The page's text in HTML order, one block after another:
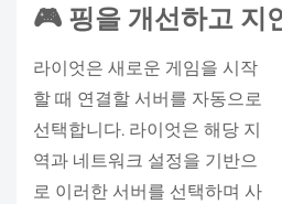
🎮 핑을 개선하고 지
라이엇은 새로운 게임을 시작
할 때 연결할 서버를 자동으로
선택합니다. 라이엇은 해당 지
역과 네트워크 설정을 기반으
로 이러한 서버를 선택하며 사